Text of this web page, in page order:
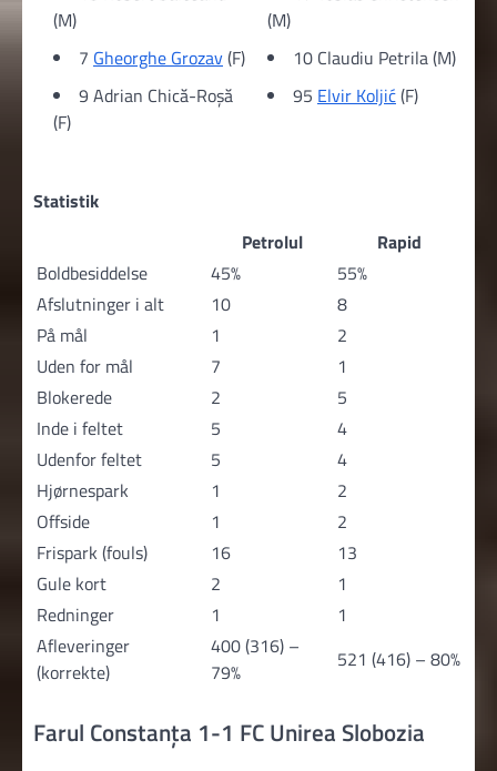
(M)
7 Gheorghe Grozav(F)
9 Adrian Chică-Roșă
(F)
(M)
10 Claudiu Petrila (M)
95 Elvir Koljić(F)
Statistik
Petrolul
Rapid
Boldbesiddelse
45%
55%
Afslutninger i alt
10
8
På mål
1
2
Uden for mål
7
1
Blokerede
2
5
Inde i feltet
5
4
Udenfor feltet
5
4
Hjørnespark
1
2
Offside
1
2
Frispark (fouls)
16
13
Gule kort
2
1
Redninger
1
1
Afleveringer
(korrekte)
400 (316) –
79%
521 (416) – 80%
Farul Constanța 1-1 FC Unirea Slobozia